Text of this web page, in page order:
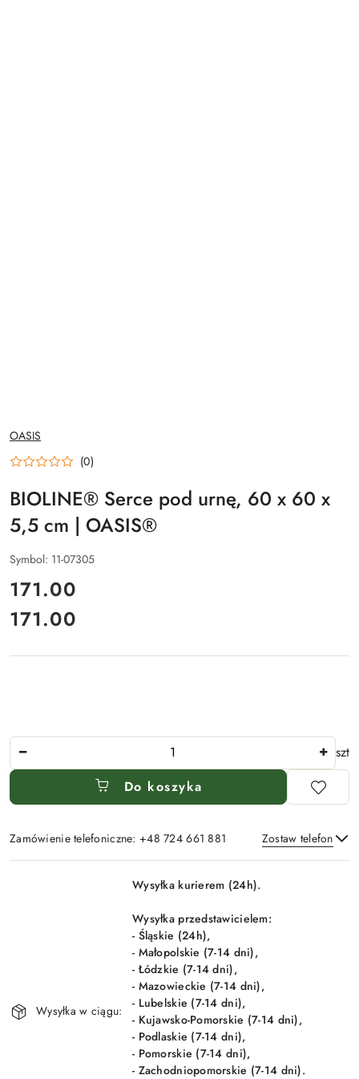
NAZWA
PRODUCENTA:
OASIS
(0)
BIOLINE® Serce pod urnę, 60 x 60 x
5,5 cm | OASIS®
Symbol: 11-07305
cena:
171.00
Cena:
171.00
Ilość
szt
Do koszyka
Zamówienie telefoniczne: +48 724 661 881 Zostaw telefon
Wyślij
Wysyłka w ciągu:
Wysyłka kurierem (24h).
Wysyłka przedstawicielem:
- Śląskie (24h),
- Małopolskie (7-14 dni),
- Łódzkie (7-14 dni),
- Mazowieckie (7-14 dni),
- Lubelskie (7-14 dni),
- Kujawsko-Pomorskie (7-14 dni),
- Podlaskie (7-14 dni),
- Pomorskie (7-14 dni),
- Zachodniopomorskie (7-14 dni).